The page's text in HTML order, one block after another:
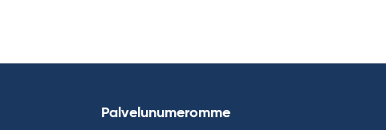
Palvelunumeromme